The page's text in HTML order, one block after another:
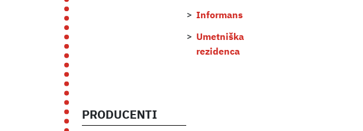
Informans
Umetniška
rezidenca
PRODUCENTI